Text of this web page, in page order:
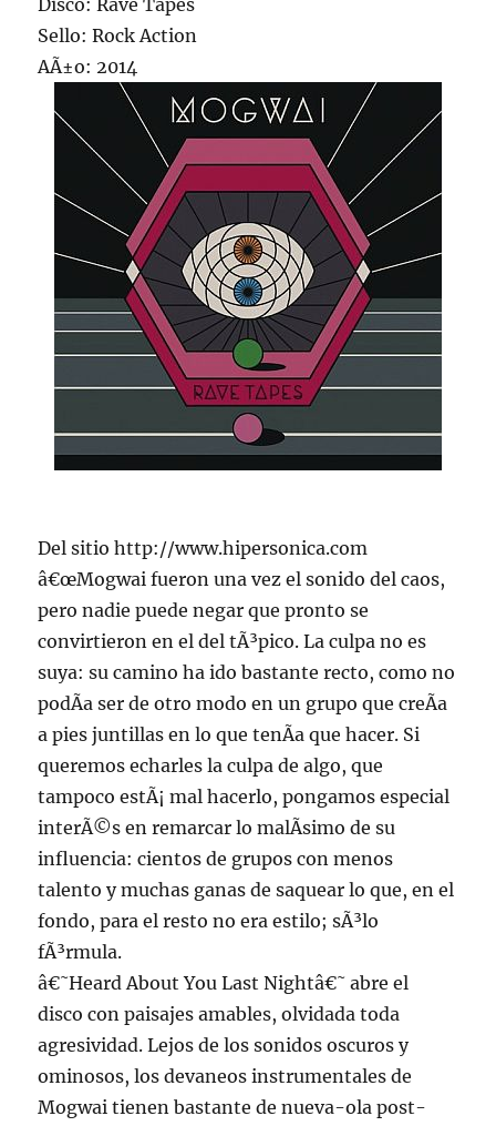
Disco: Rave Tapes
Sello: Rock Action
AÃ±o: 2014
Del sitio http://www.hipersonica.com
â€œMogwai fueron una vez el sonido del caos,
pero nadie puede negar que pronto se
convirtieron en el del tÃ³pico. La culpa no es
suya: su camino ha ido bastante recto, como no
podÃ­a ser de otro modo en un grupo que creÃ­a
a pies juntillas en lo que tenÃ­a que hacer. Si
queremos echarles la culpa de algo, que
tampoco estÃ¡ mal hacerlo, pongamos especial
interÃ©s en remarcar lo malÃ­simo de su
influencia: cientos de grupos con menos
talento y muchas ganas de saquear lo que, en el
fondo, para el resto no era estilo; sÃ³lo
fÃ³rmula.
â€˜Heard About You Last Nightâ€˜ abre el
disco con paisajes amables, olvidada toda
agresividad. Lejos de los sonidos oscuros y
ominosos, los devaneos instrumentales de
Mogwai tienen bastante de nueva-ola post-